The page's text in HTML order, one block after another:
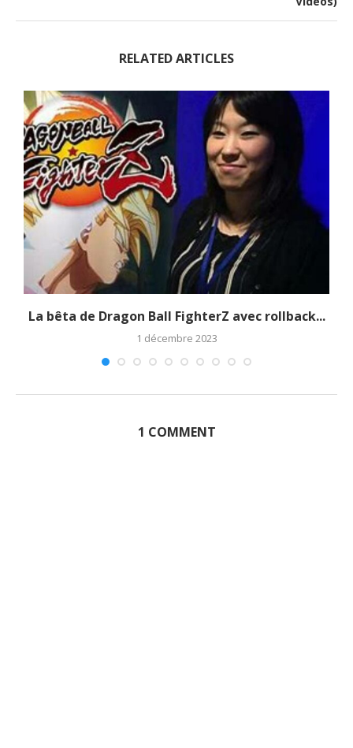
RELATED ARTICLES
La bêta de Dragon Ball FighterZ avec rollback...
1 décembre 2023
1 COMMENT